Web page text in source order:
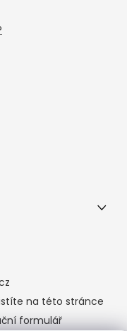
na této stránce
formulář